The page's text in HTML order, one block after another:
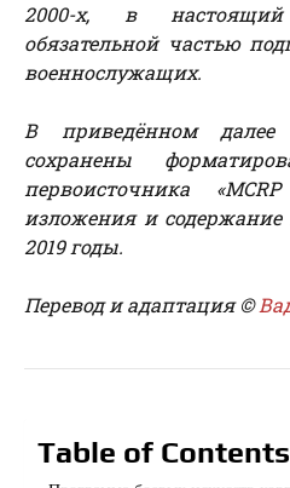
2000-х, в
обязательной частью
военнослужащих.
В приведённом далее
сохранены
первоисточника
изложения и
2019 годы.
Перевод и адаптация ©
Table of Contents